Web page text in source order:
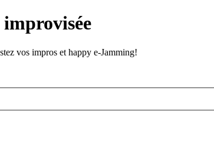
vos impros et happy e-Jamming!